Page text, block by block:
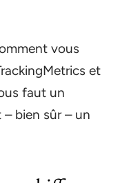
vous
et
faut un
bien sûr – un